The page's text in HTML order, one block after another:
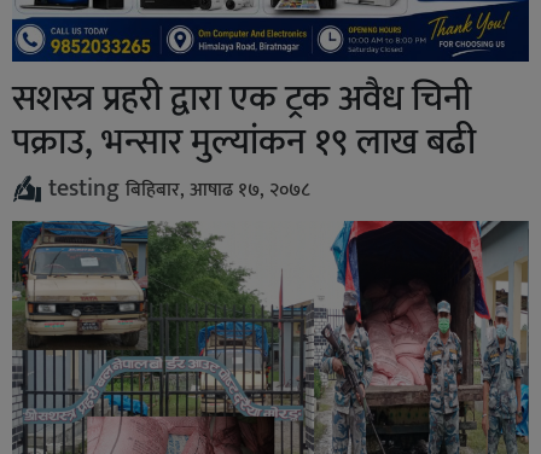
सशस्त्र प्रहरी द्वारा एक ट्रक अवैध चिनी
पक्राउ, भन्सार मुल्यांकन १९ लाख बढी
testingबिहिबार, आषाढ १७, २०७८